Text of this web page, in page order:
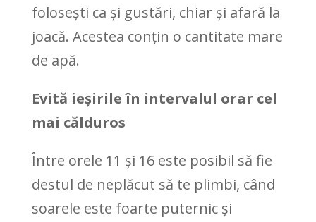
folosești ca și gustări, chiar și afară la
joacă. Acestea conțin o cantitate mare
de apă.
Evită ieșirile în intervalul orar cel
mai călduros
Între orele 11 și 16 este posibil să fie
destul de neplăcut să te plimbi, când
soarele este foarte puternic și